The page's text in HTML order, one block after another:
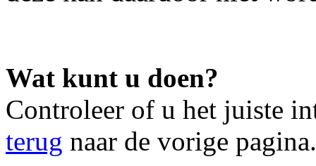
Wat kunt u doen?
Controleer of u het juiste
terug naar de vorige pagina.